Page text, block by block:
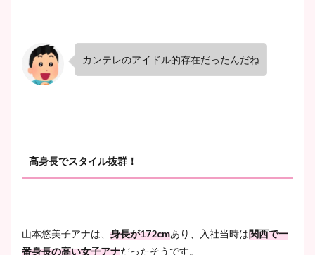
カンテレのアイドル的存在だったんだね
高身長でスタイル抜群！
山本悠美子アナは、 身長が172cmあり、入社当時は関西で一
番身長の高い女子アナだったそうです。